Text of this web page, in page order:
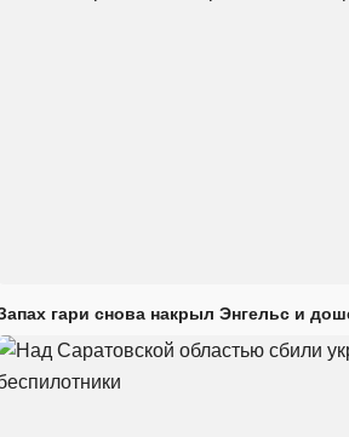
гари снова накрыл Энгельс и